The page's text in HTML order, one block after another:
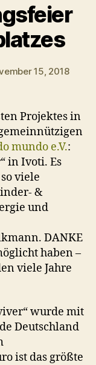
15, 2018
Projektes in
mundo e.V.:
in Ivoti. Es
viele
&
und
DANKE
haben –
viele Jahre
wurde mit
Deutschland
ist das größte